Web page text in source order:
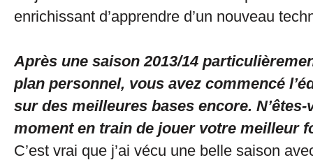
enrichissant d’apprendre d’un nouveau
Après une saison 2013/14
plan personnel, vous avez commencé
sur des meilleures bases encore. N’êtes-
moment en train de jouer votre meilleur
C’est vrai que j’ai vécu une belle saison